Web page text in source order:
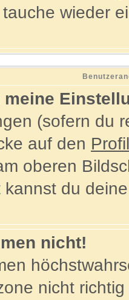
wieder
(sofern du
auf den Profil
oberen
kannst du
nicht!
nicht